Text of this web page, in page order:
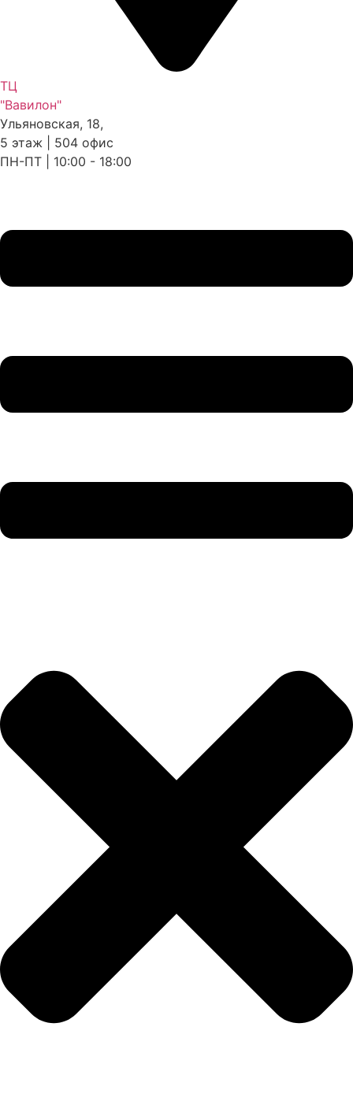
ТЦ
"Вавилон"
Ульяновская, 18,
5 этаж | 504 офис
ПН-ПТ | 10:00 - 18:00